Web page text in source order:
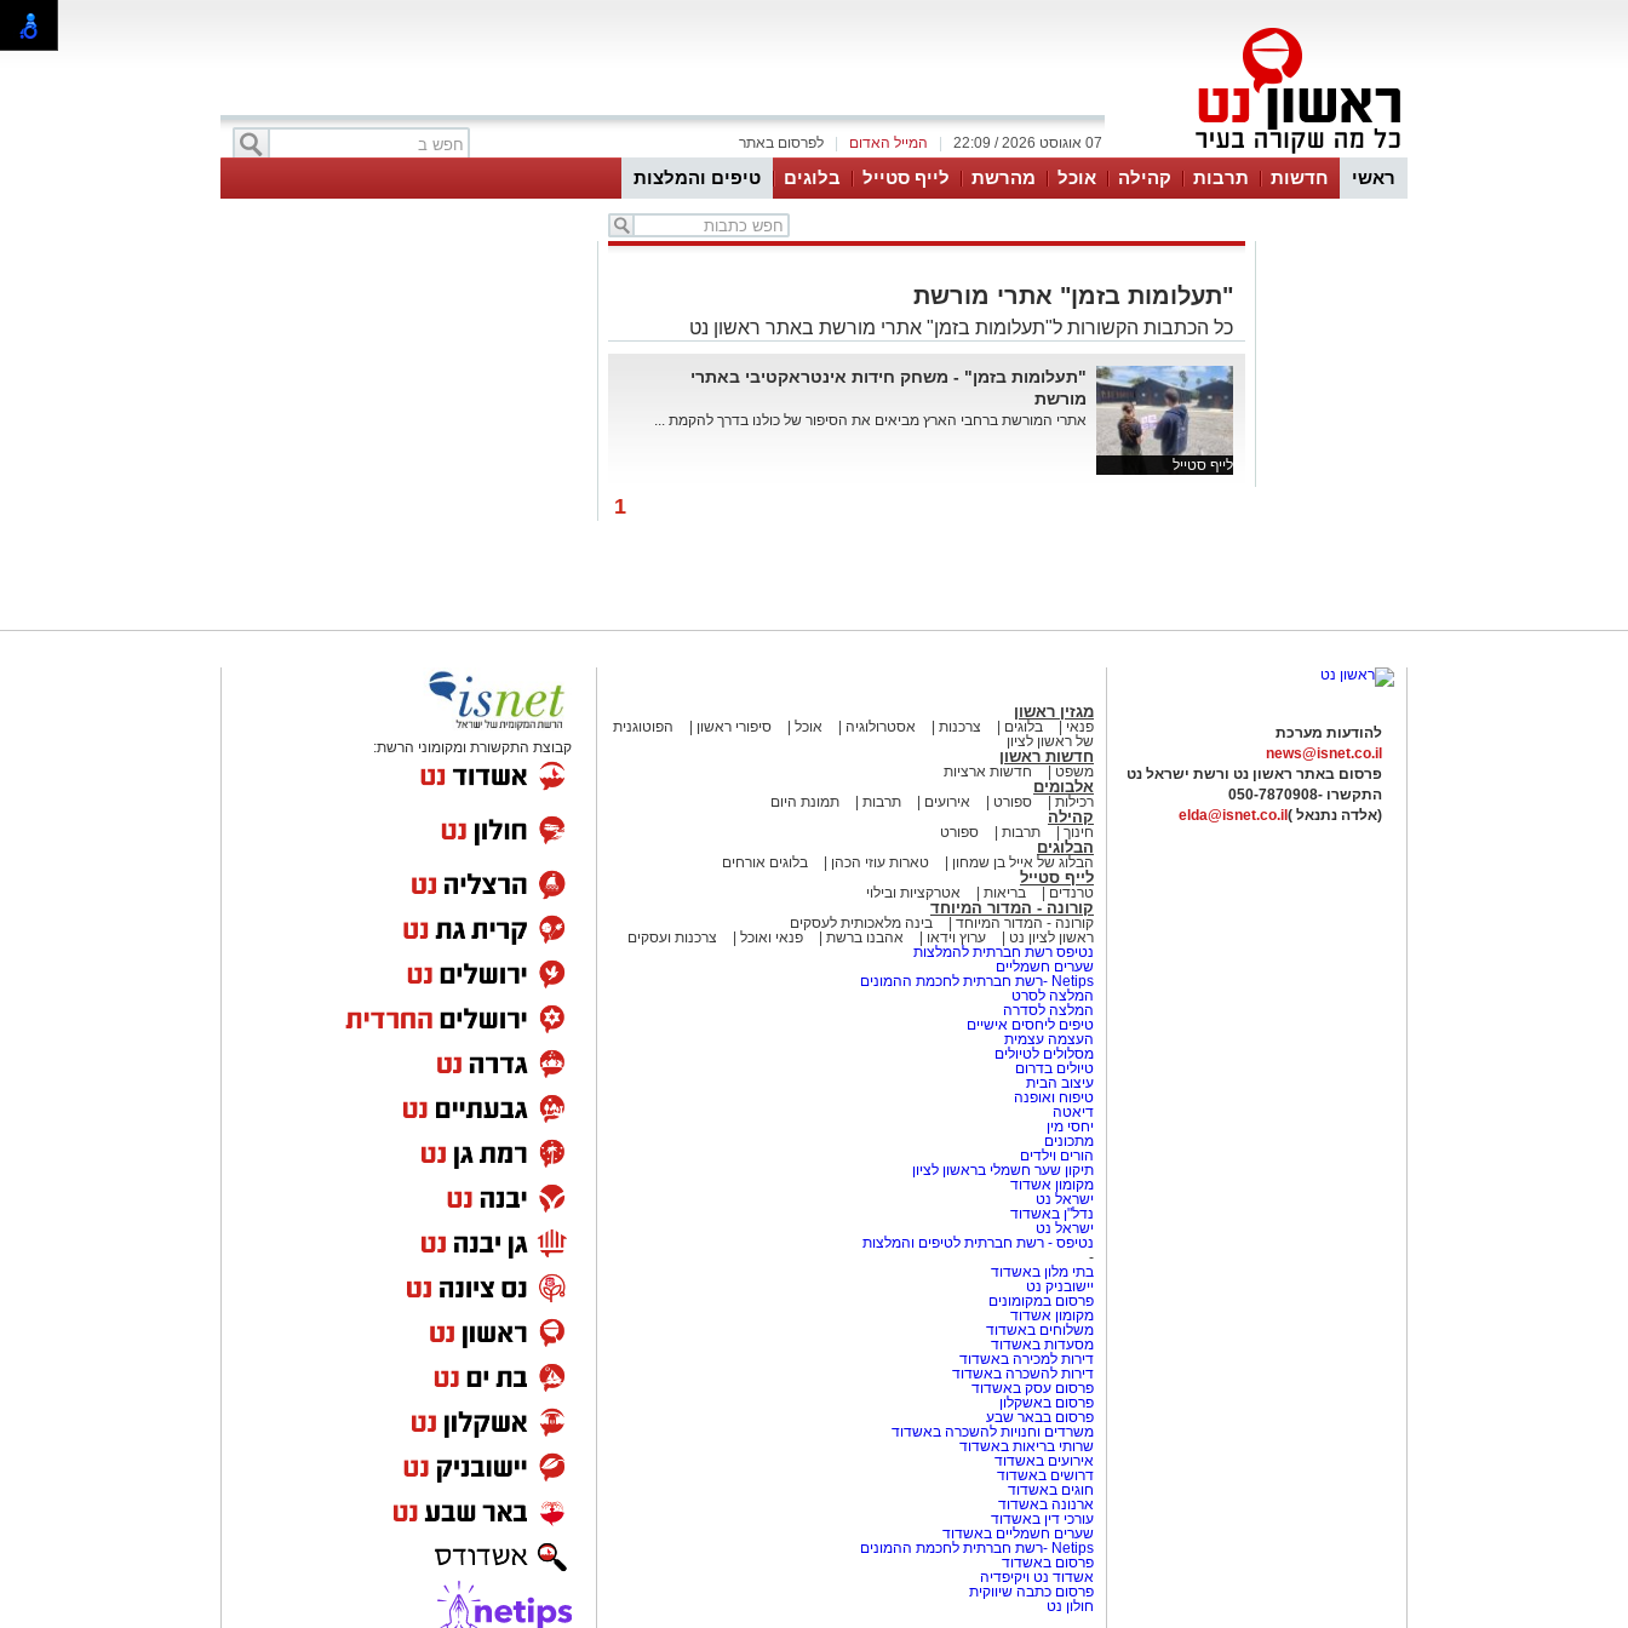
לפרסום באתר המייל האדום 07 אוגוסט 2026 / 22:09
ראשי חדשות תרבות קהילה אוכל מהרשת לייף סטייל בלוגים טיפים והמלצות
"תעלומות בזמן" אתרי מורשת
כל הכתבות הקשורות ל"תעלומות בזמן" אתרי מורשת באתר ראשון נט
לייף סטייל
"תעלומות בזמן" - משחק חידות אינטראקטיבי באתרי
מורשת
אתרי המורשת ברחבי הארץ מביאים את הסיפור של כולנו בדרך להקמת ...
1
להודעות מערכת
news@isnet.co.il
פרסום באתר ראשון נט ורשת ישראל נט
התקשרו -050-7870908
(אלדה נתנאל ) elda@isnet.co.il
מגזין ראשון
פנאי בלוגים צרכנות אסטרולוגיה אוכל סיפורי ראשון
הפוטוגנית
של ראשון לציון
חדשות ראשון
משפט חדשות ארציות
אלבומים
רכילות ספורט אירועים תרבות תמונת היום
קהילה
חינוך תרבות ספורט
הבלוגים
הבלוג של אייל בן שמחון טארות עוזי הכהן בלוגים אורחים
לייף סטייל
טרנדים בריאות אטרקציות ובילוי
קורונה - המדור המיוחד
קורונה - המדור המיוחד
בינה מלאכותית לעסקים
ראשון לציון נט
ערוץ וידאו אהבנו ברשת פנאי ואוכל
צרכנות ועסקים
נטיפס רשת חברתית להמלצות
שערים חשמליים
Netips -רשת חברתית לחכמת ההמונים
המלצה לסרט
המלצה לסדרה
טיפים ליחסים אישיים
העצמה עצמית
מסלולים לטיולים
טיולים בדרום
עיצוב הבית
טיפוח ואופנה
דיאטה
יחסי מין
מתכונים
הורים וילדים
תיקון שער חשמלי בראשון לציון
מקומון אשדוד
ישראל נט
נדל"ן באשדוד
ישראל נט
נטיפס - רשת חברתית לטיפים והמלצות
-
בתי מלון באשדוד
יישובניק נט
פרסום במקומונים
מקומון אשדוד
משלוחים באשדוד
מסעדות באשדוד
דירות למכירה באשדוד
דירות להשכרה באשדוד
פרסום עסק באשדוד
פרסום באשקלון
פרסום בבאר שבע
משרדים וחנויות להשכרה באשדוד
שרותי בריאות באשדוד
אירועים באשדוד
דרושים באשדוד
חוגים באשדוד
ארנונה באשדוד
עורכי דין באשדוד
שערים חשמליים באשדוד
Netips -רשת חברתית לחכמת ההמונים
פרסום באשדוד
אשדוד נט ויקיפדיה
פרסום כתבה שיווקית
חולון נט
קבוצת התקשורת ומקומוני הרשת: